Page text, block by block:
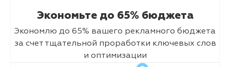
Экономьте до 65% бюджета
Экономлю до 65% вашего рекламного бюджета
за счет тщательной проработки ключевых слов
и оптимизации